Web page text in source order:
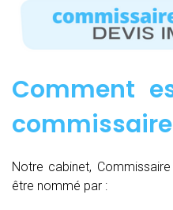
Comment
Notre cabinet,
être nommé par :